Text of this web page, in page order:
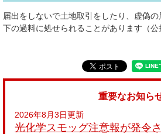
届出をしないで土地取引をしたり、虚偽
下の過料に処せられることがあります（公
重要なお知ら
2026年8月3日更新
光化学スモッグ注意報が発令